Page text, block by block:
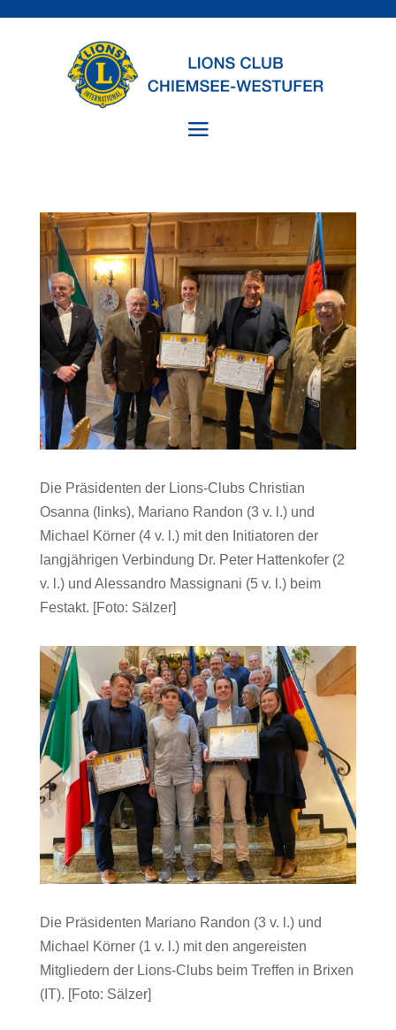
Die Präsidenten der Lions-Clubs Christian
Osanna (links), Mariano Randon (3 v. l.) und
Michael Körner (4 v. l.) mit den Initiatoren der
langjährigen Verbindung Dr. Peter Hattenkofer (2
v. l.) und Alessandro Massignani (5 v. l.) beim
Festakt. [Foto: Sälzer]
Die Präsidenten Mariano Randon (3 v. l.) und
Michael Körner (1 v. l.) mit den angereisten
Mitgliedern der Lions-Clubs beim Treffen in Brixen
(IT). [Foto: Sälzer]